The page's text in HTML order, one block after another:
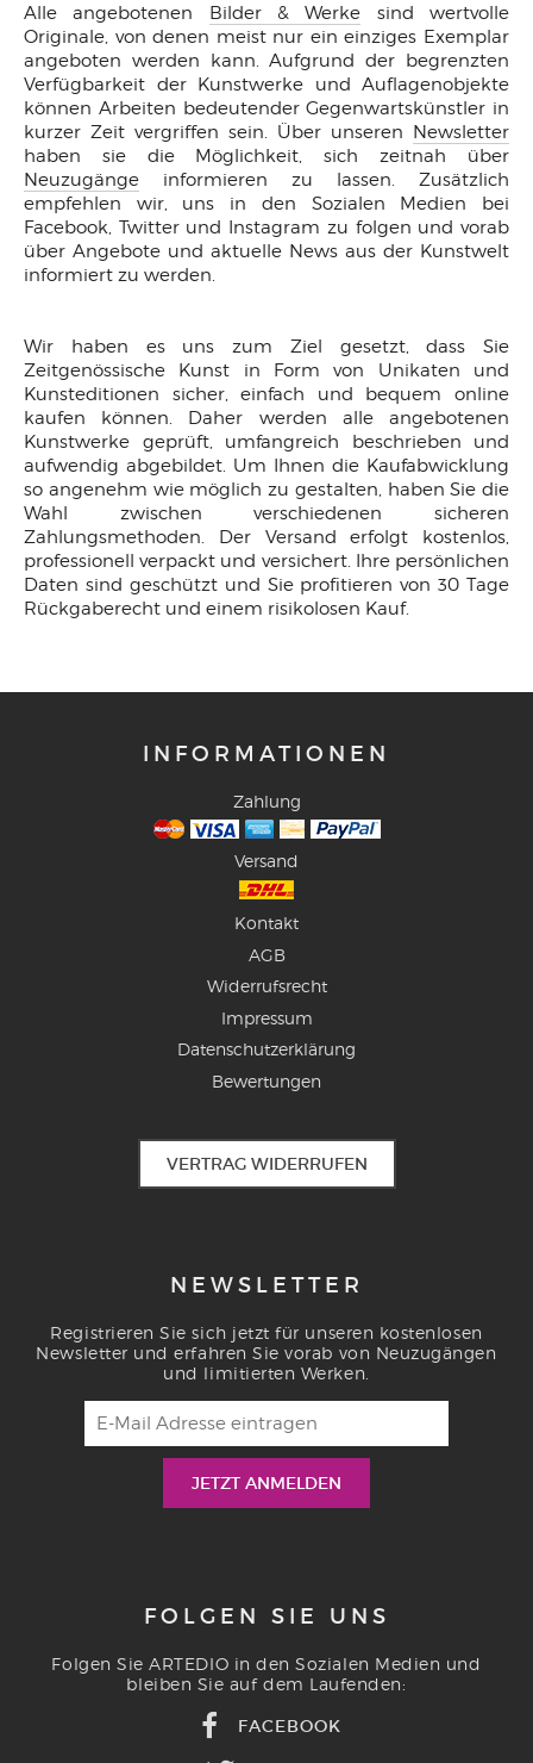
Alle angebotenen Bilder & Werke sind wertvolle
Originale, von denen meist nur ein einziges Exemplar
angeboten werden kann. Aufgrund der begrenzten
Verfügbarkeit der Kunstwerke und Auflagenobjekte
können Arbeiten bedeutender Gegenwartskünstler in
kurzer Zeit vergriffen sein. Über unseren Newsletter
haben sie die Möglichkeit, sich zeitnah über
Neuzugänge informieren zu lassen. Zusätzlich
empfehlen wir, uns in den Sozialen Medien bei
Facebook, Twitter und Instagram zu folgen und vorab
über Angebote und aktuelle News aus der Kunstwelt
informiert zu werden.
Wir haben es uns zum Ziel gesetzt, dass Sie
Zeitgenössische Kunst in Form von Unikaten und
Kunsteditionen sicher, einfach und bequem online
kaufen können. Daher werden alle angebotenen
Kunstwerke geprüft, umfangreich beschrieben und
aufwendig abgebildet. Um Ihnen die Kaufabwicklung
so angenehm wie möglich zu gestalten, haben Sie die
Wahl zwischen verschiedenen sicheren
Zahlungsmethoden. Der Versand erfolgt kostenlos,
professionell verpackt und versichert. Ihre persönlichen
Daten sind geschützt und Sie profitieren von 30 Tage
Rückgaberecht und einem risikolosen Kauf.
INFORMATIONEN
Zahlung
Versand
Kontakt
AGB
Widerrufsrecht
Impressum
Datenschutzerklärung
Bewertungen
VERTRAG WIDERRUFEN
NEWSLETTER
Registrieren Sie sich jetzt für unseren kostenlosen
Newsletter und erfahren Sie vorab von Neuzugängen
und limitierten Werken.
FOLGEN SIE UNS
Folgen Sie ARTEDIO in den Sozialen Medien und
bleiben Sie auf dem Laufenden:
FACEBOOK